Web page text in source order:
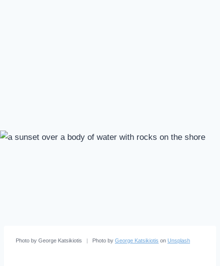
Photo by George Katsikiotis | Photo by George Katsikiotis on Unsplash